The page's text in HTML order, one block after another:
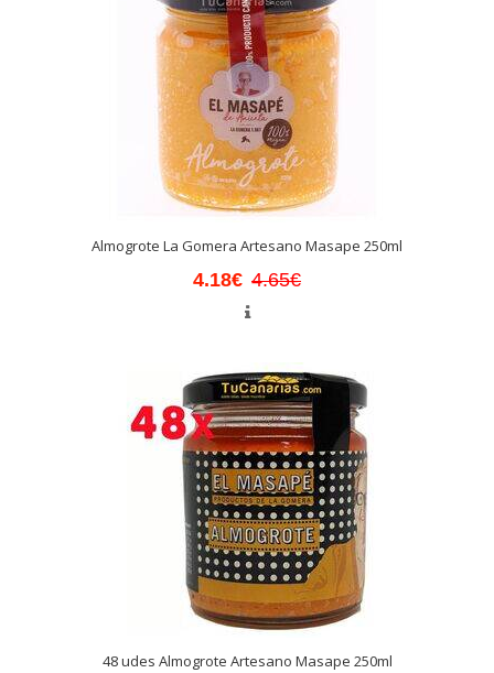
Almogrote La Gomera Artesano Masape 250ml
4.18€ 4.65€
48 udes Almogrote Artesano Masape 250ml